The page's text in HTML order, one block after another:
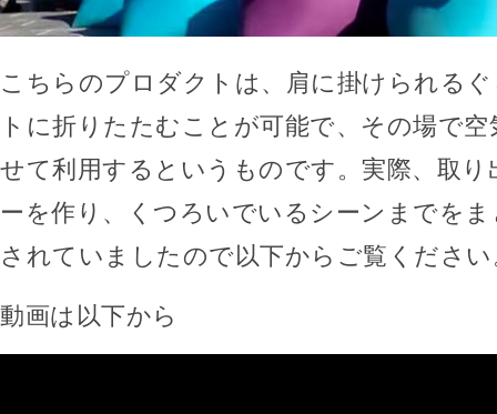
こちらのプロダクトは、肩に掛けられる
トに折りたたむことが可能で、その場で
せて利用するというものです。実際、取
ーを作り、くつろいでいるシーンまでを
されていましたので以下からご覧ください
動画は以下から